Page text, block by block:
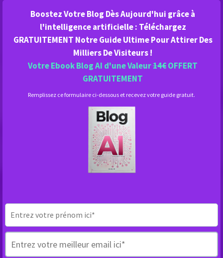
Boostez Votre Blog Dès Aujourd'hui grâce à
l'intelligence artificielle : Téléchargez
GRATUITEMENT Notre Guide Ultime Pour Attirer Des
Milliers De Visiteurs !
Votre Ebook Blog AI d'une Valeur14€OFFERT
GRATUITEMENT
Remplissez ce formulaire ci-dessous et recevez votre guide gratuit.